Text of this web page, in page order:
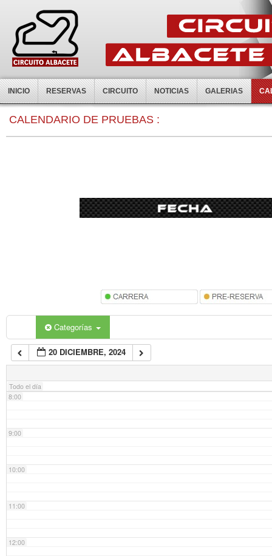
INICIO RESERVAS CIRCUITO NOTICIAS GALERIAS
CALENDARIO DE PRUEBAS :
Categorías
20 DICIEMBRE, 2024
Todo el día
0:00
7:00
8:00
9:00
10:00
11:00
12:00